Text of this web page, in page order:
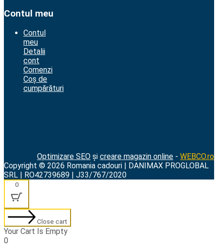
Contul meu
Contul
meu
Detalii
cont
Comenzi
Coș de
cumpărături
Optimizare SEO și creare magazin online - WEBCO.ro
Copyright © 2026 Romania cadouri | DANIMAX PROGLOBAL
SRL | RO42739689 | J33/767/2020
0
Close cart
Your Cart Is Empty
0